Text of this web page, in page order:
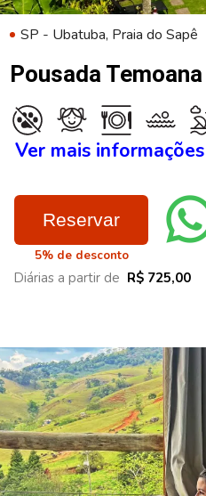
SP - Ubatuba, Praia do Sapê
Pousada Temoana
Ver mais informações
Reservar
5% de desconto
Diárias a partir de R$ 725,00